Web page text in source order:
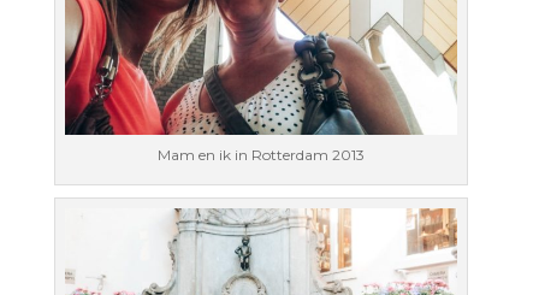
Mam en ik in Rotterdam 2013